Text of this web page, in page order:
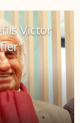
Victor